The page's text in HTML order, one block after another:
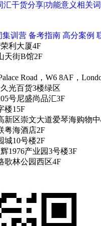
汇干货分享|功能意义相关
集训营 备考指南 高分案例
利大厦4F
天街B馆2F
Road，W6 8AF，
光百货3楼绿区
号尼盛尚品汇3F
楼15F
新区崇文大道爱琴海购物
粤海酒店2F
城10号楼2F
1976产业园3号楼3F
歌林公园西区4F